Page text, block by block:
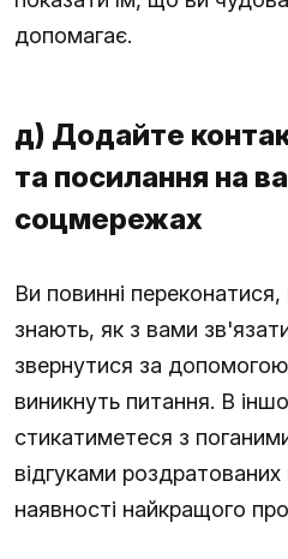
допомагає.
д) Додайте
та посилання на
соцмережах
Ви повинні
знають, як з вами
звернутися за
виникнуть питання. В
стикатиметеся з
відгуками роздратованих
наявності найкращого